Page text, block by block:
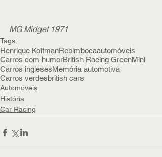
MG Midget 1971
Tags:
Henrique KoifmanRebimbocaautomóveis
Carros com humorBritish Racing GreenMini
Carros inglesesMemória automotiva
Carros verdesbritish cars
Automóveis
História
Car Racing